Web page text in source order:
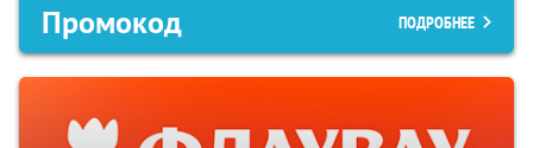
Промокод ПОДРОБНЕЕ